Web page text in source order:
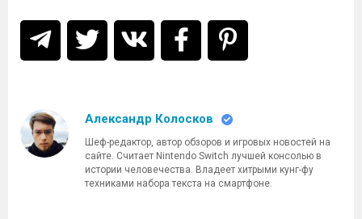
Александр Колосков
Шеф-редактор, автор обзоров и игровых новостей на
сайте. Считает Nintendo Switch лучшей консолью в
истории человечества. Владеет хитрыми кунг-фу
техниками набора текста на смартфоне.